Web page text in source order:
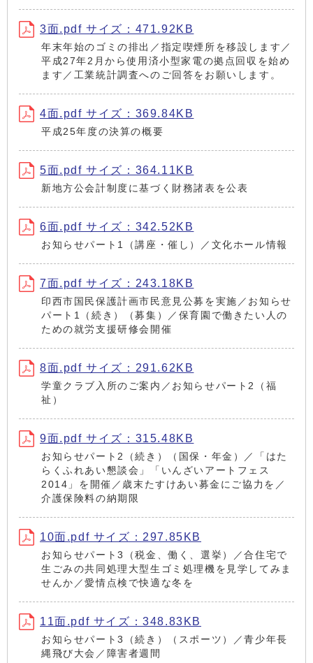
3面.pdf サイズ：471.92KB
年末年始のゴミの排出／指定喫煙所を移設します／
平成27年2月から使用済小型家電の拠点回収を始め
ます／工業統計調査へのご回答をお願いします。
4面.pdf サイズ：369.84KB
平成25年度の決算の概要
5面.pdf サイズ：364.11KB
新地方公会計制度に基づく財務諸表を公表
6面.pdf サイズ：342.52KB
お知らせパート1（講座・催し）／文化ホール情報
7面.pdf サイズ：243.18KB
印西市国民保護計画市民意見公募を実施／お知らせ
パート1（続き）（募集）／保育園で働きたい人の
ための就労支援研修会開催
8面.pdf サイズ：291.62KB
学童クラブ入所のご案内／お知らせパート2（福
祉）
9面.pdf サイズ：315.48KB
お知らせパート2（続き）（国保・年金）／「はた
らくふれあい懇談会」「いんざいアートフェス
2014」を開催／歳末たすけあい募金にご協力を／
介護保険料の納期限
10面.pdf サイズ：297.85KB
お知らせパート3（税金、働く、選挙）／合住宅で
生ごみの共同処理大型生ゴミ処理機を見学してみま
せんか／愛情点検で快適な冬を
11面.pdf サイズ：348.83KB
お知らせパート3（続き）（スポーツ）／青少年長
縄飛び大会／障害者週間